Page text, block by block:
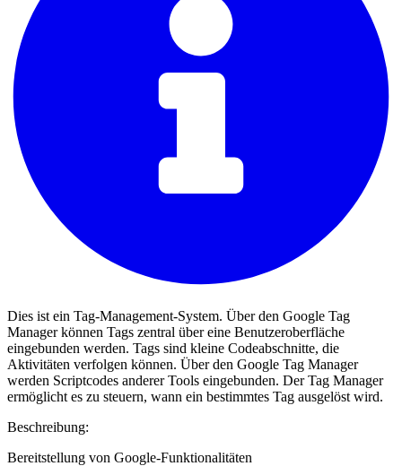
Dies ist ein Tag-Management-System. Über den Google Tag
Manager können Tags zentral über eine Benutzeroberfläche
eingebunden werden. Tags sind kleine Codeabschnitte, die
Aktivitäten verfolgen können. Über den Google Tag Manager
werden Scriptcodes anderer Tools eingebunden. Der Tag Manager
ermöglicht es zu steuern, wann ein bestimmtes Tag ausgelöst wird.
Beschreibung:
Bereitstellung von Google-Funktionalitäten